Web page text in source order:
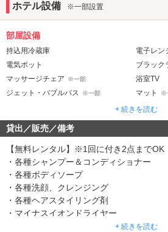
ホテル設備 ※一部設置
部屋設備
持込用冷蔵庫
電子レン
電気ポット
ブラック
マッサージチェア ※一部
浴室TV
ジェット・バブルバス
※一部 マット ※
岩盤浴
音響・映像・通信
カラオケ ※一部
VOD
TVゲーム
※一部
Wi-Fi
Android充電器
※一部
DVDプレーヤー ※一部
アメニティ
カールド
+ 続きを読む
貸出／販売／備考
【無料レンタル】※1回に付き2点までOK
・各種シャンプー＆コンディショナー
・各種ボディソープ
・各種洗顔、クレンジング
・各種ヘアスタイリング剤
・マイナスイオンドライヤー
+ 続きを読む